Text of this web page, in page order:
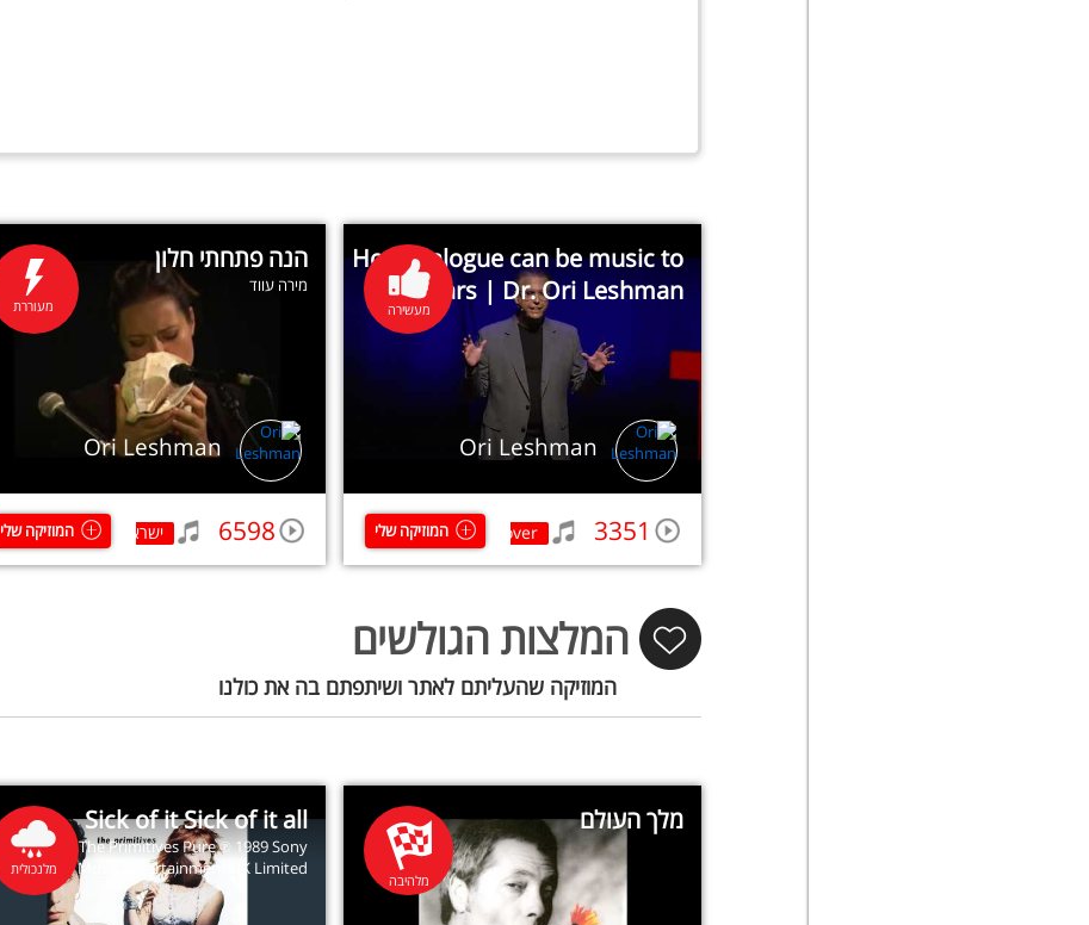
How dialogue can be music to
your ears | Dr. Ori Leshman
מעשירה
Ori Leshman
3351
Crossover המוזיקה שלי
הנה פתחתי חלון
מירה עווד
מעוררת
Ori Leshman
6598 ישראלי המוזיקה שלי
המלצות הגולשים
המוזיקה שהעליתם לאתר ושיתפתם בה את כולנו
מלך העולם
מלהיבה
Sick of it Sick of it all
Sick Of It · The Primitives Pure ℗ 1989 Sony
Music Entertainment UK Limited
מלנכולית